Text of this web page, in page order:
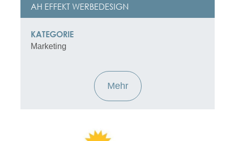
AH EFFEKT WERBEDESIGN
KATEGORIE
Marketing
Mehr